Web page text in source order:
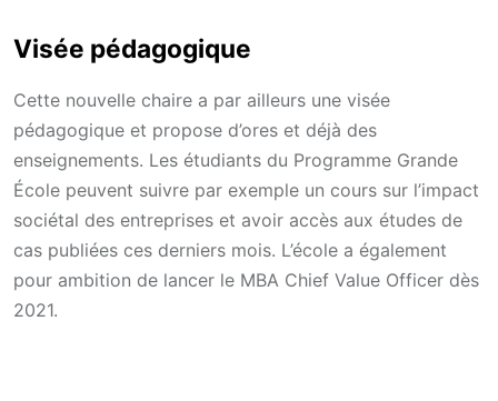
Visée pédagogique
Cette nouvelle chaire a par ailleurs une visée
pédagogique et propose d’ores et déjà des
enseignements. Les étudiants du Programme Grande
École peuvent suivre par exemple un cours sur l’impact
sociétal des entreprises et avoir accès aux études de
cas publiées ces derniers mois. L’école a également
pour ambition de lancer le MBA Chief Value Officer dès
2021.